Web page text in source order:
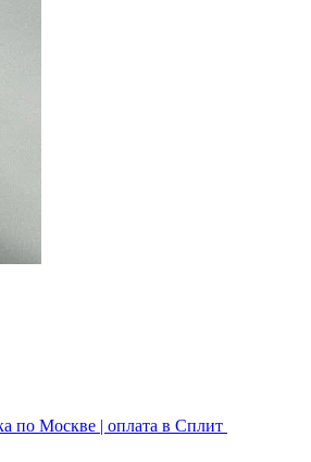
по Москве | оплата в Сплит